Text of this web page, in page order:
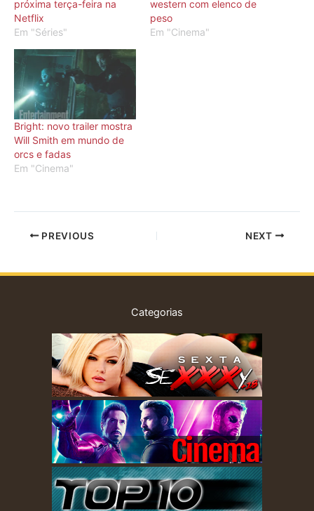
próxima terça-feira na
Netflix
Em "Séries"
western com elenco de
peso
Em "Cinema"
Bright: novo trailer mostra
Will Smith em mundo de
orcs e fadas
Em "Cinema"
PREVIOUS NEXT
Categorias